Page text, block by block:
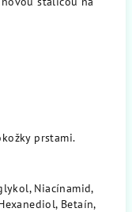
prstami.
Niacínamid,
Betaín,